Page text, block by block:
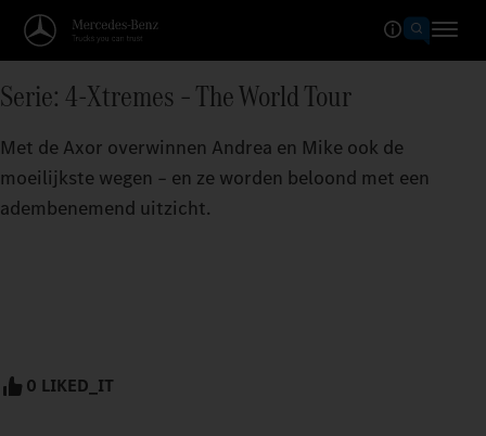
Serie: 4-Xtremes – The World Tour
Met de Axor overwinnen Andrea en Mike ook de
moeilijkste wegen – en ze worden beloond met een
adembenemend uitzicht.
0 LIKED_IT